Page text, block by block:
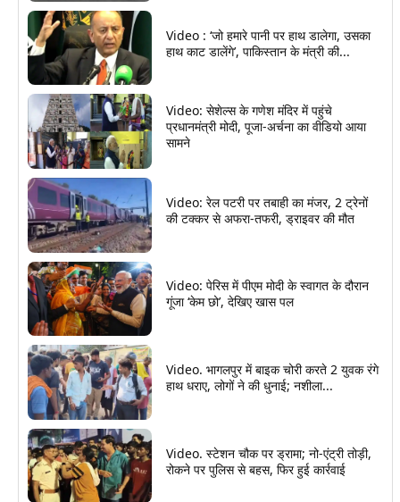
Video : ‘जो हमारे पानी पर हाथ डालेगा, उसका
हाथ काट डालेंगे’, पाकिस्तान के मंत्री की...
Video: सेशेल्स के गणेश मंदिर में पहुंचे
प्रधानमंत्री मोदी, पूजा-अर्चना का वीडियो आया
सामने
Video: रेल पटरी पर तबाही का मंजर, 2 ट्रेनों
की टक्कर से अफरा-तफरी, ड्राइवर की मौत
Video: पेरिस में पीएम मोदी के स्वागत के दौरान
गूंजा ‘केम छो’, देखिए खास पल
Video. भागलपुर में बाइक चोरी करते 2 युवक रंगे
हाथ धराए, लोगों ने की धुनाई; नशीला...
Video. स्टेशन चौक पर ड्रामा; नो-एंट्री तोड़ी,
रोकने पर पुलिस से बहस, फिर हुई कार्रवाई